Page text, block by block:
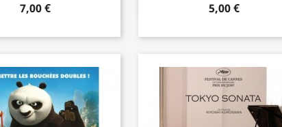
7,00 € 5,00 €